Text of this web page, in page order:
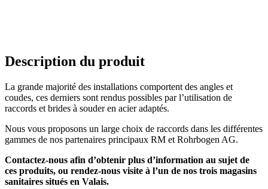
Description du produit
La grande majorité des installations comportent des angles et
coudes, ces derniers sont rendus possibles par l’utilisation de
raccords et brides à souder en acier adaptés.
Nous vous proposons un large choix de raccords dans les différentes
gammes de nos partenaires principaux RM et Rohrbogen AG.
Contactez-nous afin d’obtenir plus d’information au sujet de
ces produits, ou rendez-nous visite à l’un de nos trois magasins
sanitaires situés en Valais.